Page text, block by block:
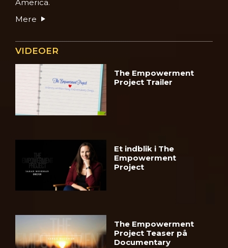
America.
Mere
VIDEOER
The Empowerment
Project Trailer
Et indblik i The
Empowerment
Project
The Empowerment
Project Teaser på
Documentary